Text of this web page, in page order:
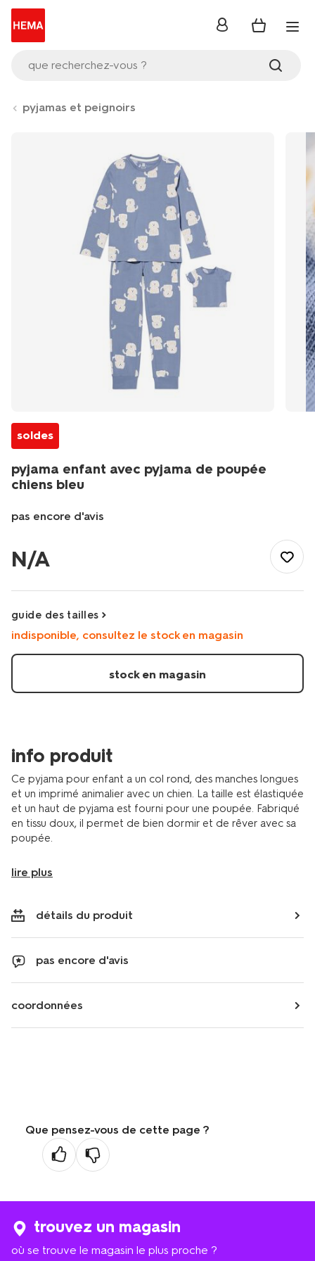
que recherchez-vous ?
se
pyjamas et peignoirs
soldes
pyjama enfant avec pyjama de poupée
chiens bleu
pas encore d'avis
be/enfant/vetements-
garcon/pyjamas-
enfant-
avec-
pyjama-
de-
poupee-
23000450BLUE.html
N/A
guide des tailles
indisponible, consultez le stock en magasin
stock en magasin
info produit
Ce pyjama pour enfant a un col rond, des manches longues
et un imprimé animalier avec un chien. La taille est élastiquée
et un haut de pyjama est fourni pour une poupée. Fabriqué
en tissu doux, il permet de bien dormir et de rêver avec sa
poupée.
lire plus
détails du produit
pas encore d'avis
coordonnées
Que pensez-vous de cette page ?
trouvez un magasin
où se trouve le magasin le plus proche ?